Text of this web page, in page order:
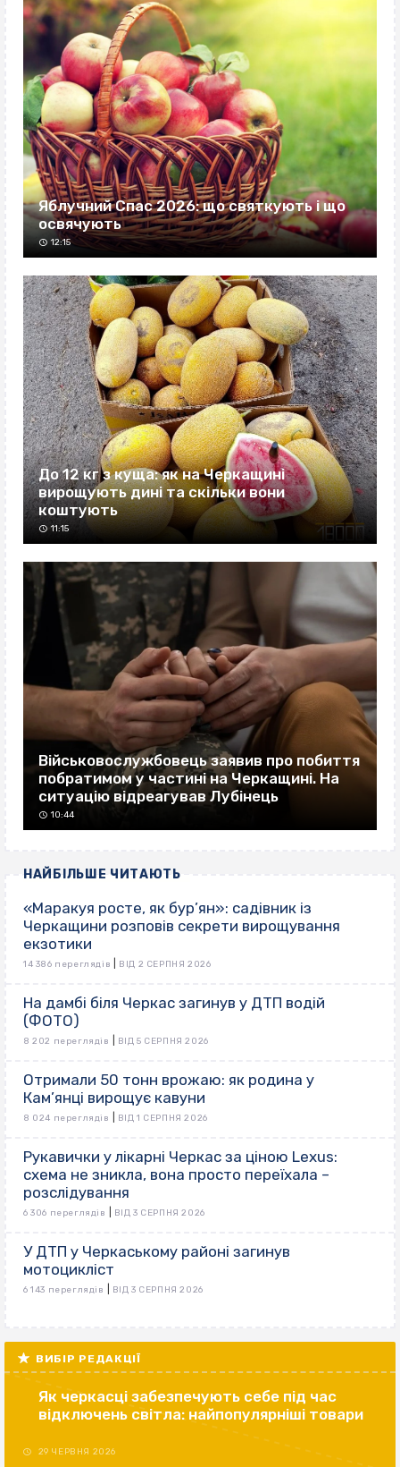
Яблучний Спас 2026: що святкують і що
освячують
12:15
До 12 кг з куща: як на Черкащині
вирощують дині та скільки вони
коштують
11:15
Військовослужбовець заявив про побиття
побратимом у частині на Черкащині. На
ситуацію відреагував Лубінець
10:44
НАЙБІЛЬШЕ ЧИТАЮТЬ
«Маракуя росте, як бур’ян»: садівник із
Черкащини розповів секрети вирощування
екзотики
14 386 переглядів ВІД 2 СЕРПНЯ 2026
На дамбі біля Черкас загинув у ДТП водій
(ФОТО)
8 202 переглядів ВІД 5 СЕРПНЯ 2026
Отримали 50 тонн врожаю: як родина у
Кам’янці вирощує кавуни
8 024 переглядів ВІД 1 СЕРПНЯ 2026
Рукавички у лікарні Черкас за ціною Lexus:
схема не зникла, вона просто переїхала –
розслідування
6 306 переглядів ВІД 3 СЕРПНЯ 2026
У ДТП у Черкаському районі загинув
мотоцикліст
6 143 переглядів ВІД 3 СЕРПНЯ 2026
ВИБІР РЕДАКЦІЇ
Як черкасці забезпечують себе під час
відключень світла: найпопулярніші товари
29 ЧЕРВНЯ 2026